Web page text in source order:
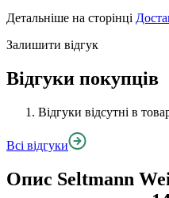
Детальніше на сторінці
Залишити відгук
Відгуки покупців
Відгуки відсутні в
Всі відгуки
Опис Seltmann